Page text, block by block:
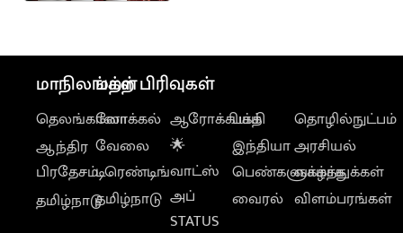
மாநிலங்கள்
தெலங்கானா
ஆந்திர
பிரதேசம்
தமிழ்நாடு
மற்ற பிரிவுகள்
லோக்கல்
வேலை
டிரெண்டிங்
தமிழ்நாடு
ஆரோக்கியம்
🌟
வாட்ஸ்
அப்
STATUS
பக்தி
இந்தியா
பெண்களுக்காக
வைரல்
தொழில்நுட்பம்
அரசியல்
வாழ்த்துக்கள்
விளம்பரங்கள்